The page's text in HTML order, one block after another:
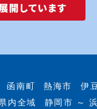
函南町 熱海市
伊
内全域 静岡市 ～